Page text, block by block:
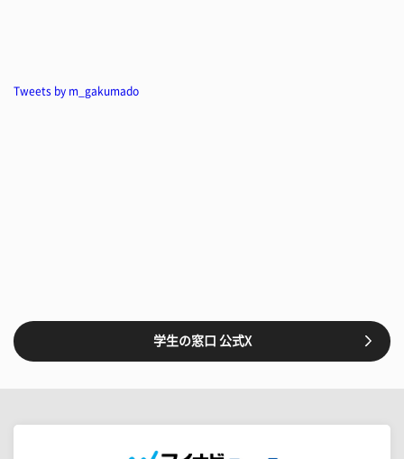
Tweets by m_gakumado
学生の窓口 公式X